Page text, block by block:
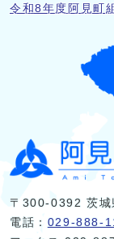
令和8年度阿見町
〒300-0392 茨城
電話： 029-888-